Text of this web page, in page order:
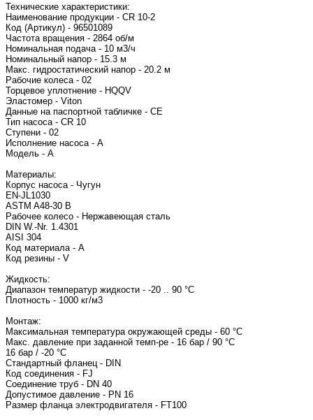
Технические характеристики:
Наименование продукции - CR 10-2
Код (Артикул) - 96501089
Частота вращения - 2864 об/м
Номинальная подача - 10 м3/ч
Номинальный напор - 15.3 м
Макс. гидростатический напор - 20.2 м
Рабочие колеса - 02
Торцевое уплотнение - HQQV
Эластомер - Viton
Данные на паспортной табличке - CE
Тип насоса - CR 10
Ступени - 02
Исполнение насоса - A
Модель - A
Материалы:
Корпус насоса - Чугун
EN-JL1030
ASTM A48-30 B
Рабочее колесо - Нержавеющая сталь
DIN W.-Nr. 1.4301
AISI 304
Код материала - A
Код резины - V
Жидкость:
Диапазон температур жидкости - -20 .. 90 °C
Плотность - 1000 кг/м3
Монтаж:
Максимальная температура окружающей среды - 60 °C
Макс. давление при заданной темп-ре - 16 бар / 90 °C
16 бар / -20 °C
Стандартный фланец - DIN
Код соединения - FJ
Соединение труб - DN 40
Допустимое давление - PN 16
Размер фланца электродвигателя - FT100